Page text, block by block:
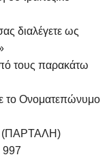
διαλέγετε ως
τους παρακάτω
το Ονοματεπώνυμο
(ΠΑΡΤΑΛΗ)
997